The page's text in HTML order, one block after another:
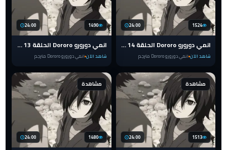
24:00 1524
انمي دورورو Dororo الحلقة 14 مترجم
شاهد الآن انمي دورورو Dororo مترجم
24:00 1490
انمي دورورو Dororo الحلقة 13 مترجم
شاهد الآن انمي دورورو Dororo مترجم
مشاهدة
24:00 1513
مشاهدة
24:00 1480